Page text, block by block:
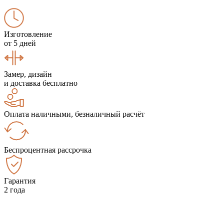
Изготовление
от 5 дней
Замер, дизайн
и доставка бесплатно
Оплата наличными, безналичный расчёт
Беспроцентная рассрочка
Гарантия
2 года